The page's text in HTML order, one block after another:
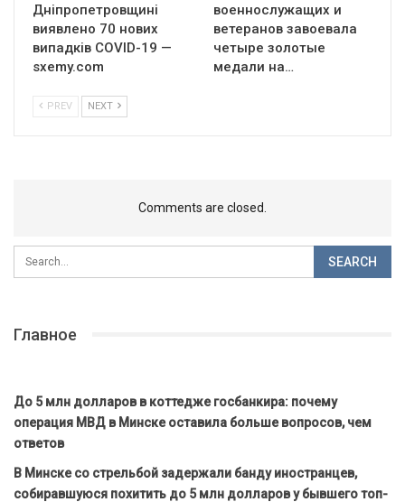
Дніпропетровщині
виявлено 70 нових
випадків COVID-19 —
sxemy.com
военнослужащих и
ветеранов завоевала
четыре золотые
медали на…
PREV NEXT
Comments are closed.
Главное
До 5 млн долларов в коттедже госбанкира: почему
операция МВД в Минске оставила больше вопросов, чем
ответов
В Минске со стрельбой задержали банду иностранцев,
собиравшуюся похитить до 5 млн долларов у бывшего топ-